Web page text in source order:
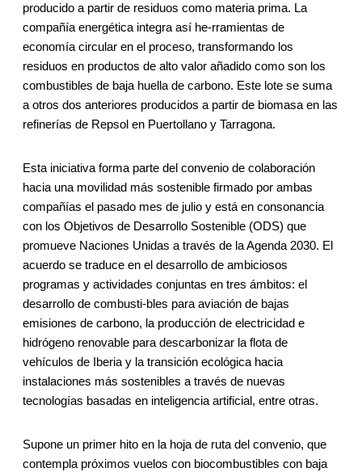
producido a partir de residuos como materia prima. La
compañía energética integra así he-rramientas de
economía circular en el proceso, transformando los
residuos en productos de alto valor añadido como son los
combustibles de baja huella de carbono. Este lote se suma
a otros dos anteriores producidos a partir de biomasa en las
refinerías de Repsol en Puertollano y Tarragona.
Esta iniciativa forma parte del convenio de colaboración
hacia una movilidad más sostenible firmado por ambas
compañías el pasado mes de julio y está en consonancia
con los Objetivos de Desarrollo Sostenible (ODS) que
promueve Naciones Unidas a través de la Agenda 2030. El
acuerdo se traduce en el desarrollo de ambiciosos
programas y actividades conjuntas en tres ámbitos: el
desarrollo de combusti-bles para aviación de bajas
emisiones de carbono, la producción de electricidad e
hidrógeno renovable para descarbonizar la flota de
vehículos de Iberia y la transición ecológica hacia
instalaciones más sostenibles a través de nuevas
tecnologías basadas en inteligencia artificial, entre otras.
Supone un primer hito en la hoja de ruta del convenio, que
contempla próximos vuelos con biocombustibles con baja